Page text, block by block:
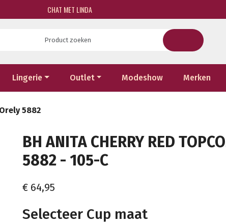
CHAT MET LINDA
Lingerie Outlet Modeshow Merken
5882
BH ANITA CHERRY RED
5882 - 105-C
€ 64,95
Selecteer Cup maat